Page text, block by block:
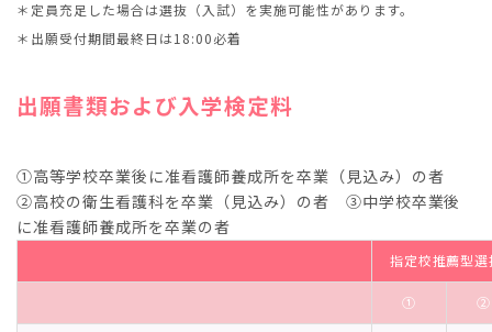
＊定員充足した場合は選抜（入試）を実施可能性があります。
＊出願受付期間最終日は18:00必着
出願書類および入学検定料
①高等学校卒業後に准看護師養成所を卒業（見込み）の者
②高校の衛生看護科を卒業（見込み）の者 ③中学校卒業後
に准看護師養成所を卒業の者
指定校推薦型
➀ ➁